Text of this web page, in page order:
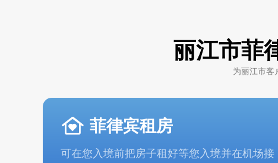
丽江市菲
为丽江市客
菲律宾租房
可在您入境前把房子租好等您入境并在机场接